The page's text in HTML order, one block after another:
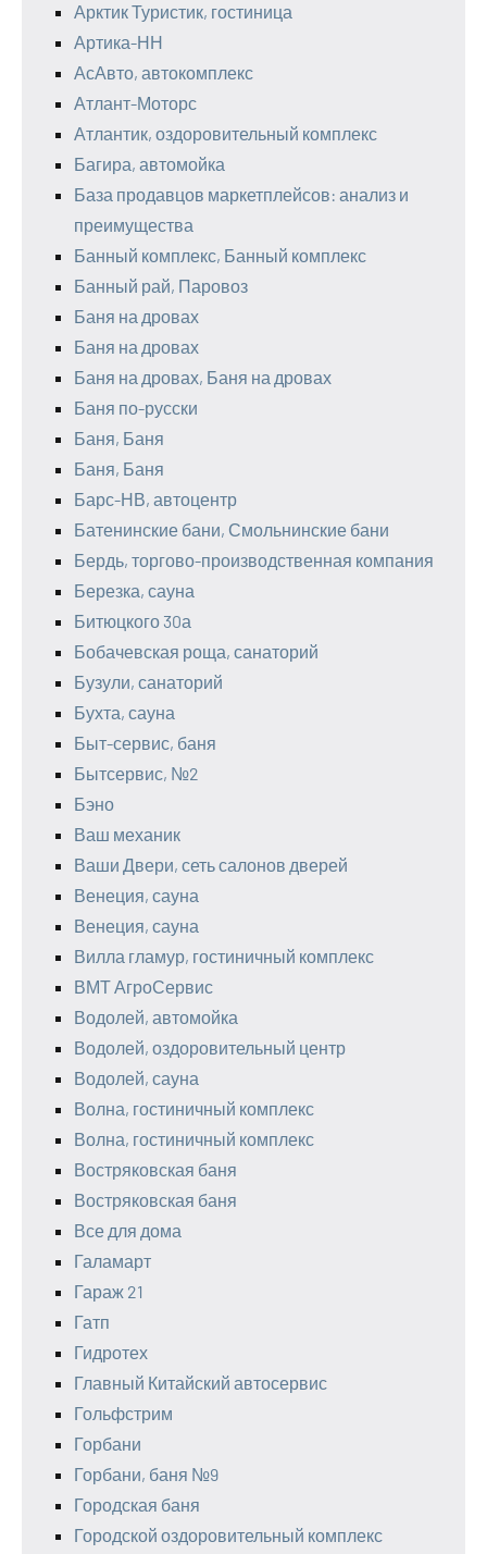
Арктик Туристик, гостиница
Артика-НН
АсАвто, автокомплекс
Атлант-Моторс
Атлантик, оздоровительный комплекс
Багира, автомойка
База продавцов маркетплейсов: анализ и
преимущества
Банный комплекс, Банный комплекс
Банный рай, Паровоз
Баня на дровах
Баня на дровах
Баня на дровах, Баня на дровах
Баня по-русски
Баня, Баня
Баня, Баня
Барс-НВ, автоцентр
Батенинские бани, Смольнинские бани
Бердь, торгово-производственная компания
Березка, сауна
Битюцкого 30а
Бобачевская роща, санаторий
Бузули, санаторий
Бухта, сауна
Быт-сервис, баня
Бытсервис, №2
Бэно
Ваш механик
Ваши Двери, сеть салонов дверей
Венеция, сауна
Венеция, сауна
Вилла гламур, гостиничный комплекс
ВМТ АгроСервис
Водолей, автомойка
Водолей, оздоровительный центр
Водолей, сауна
Волна, гостиничный комплекс
Волна, гостиничный комплекс
Востряковская баня
Востряковская баня
Все для дома
Галамарт
Гараж 21
Гатп
Гидротех
Главный Китайский автосервис
Гольфстрим
Горбани
Горбани, баня №9
Городская баня
Городской оздоровительный комплекс